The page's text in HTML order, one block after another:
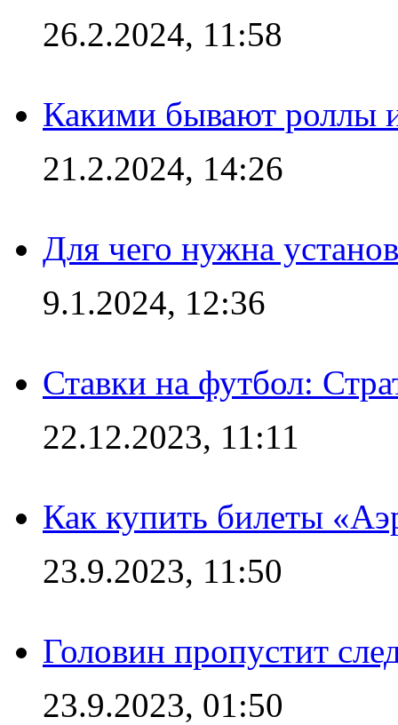
26.2.2024, 11:58
Какими бывают роллы
21.2.2024, 14:26
Для чего нужна
9.1.2024, 12:36
Ставки на футбол:
22.12.2023, 11:11
Как купить билеты
23.9.2023, 11:50
Головин пропустит
23.9.2023, 01:50